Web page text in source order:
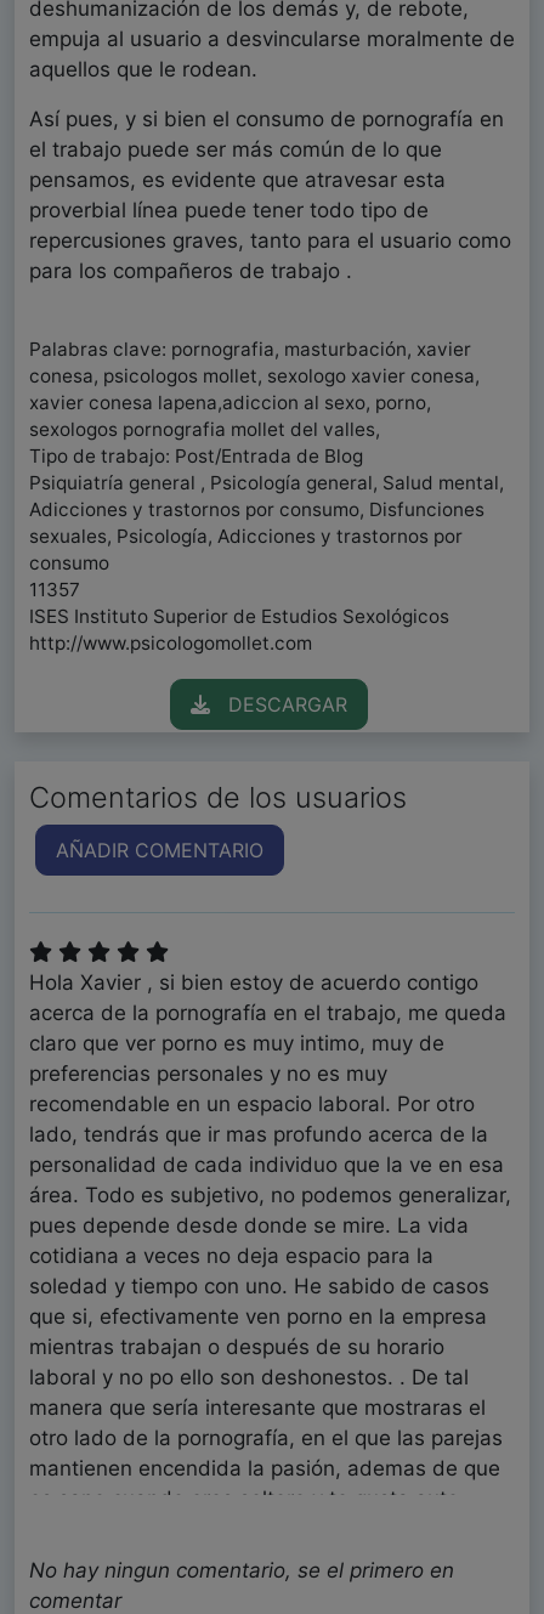
deshumanización de los demás y, de rebote,
empuja al usuario a desvincularse moralmente de
aquellos que le rodean.
Así pues, y si bien el consumo de pornografía en
el trabajo puede ser más común de lo que
pensamos, es evidente que atravesar esta
proverbial línea puede tener todo tipo de
repercusiones graves, tanto para el usuario como
para los compañeros de trabajo .
Palabras clave: pornografia, masturbación, xavier
conesa, psicologos mollet, sexologo xavier conesa,
xavier conesa lapena,adiccion al sexo, porno,
sexologos pornografia mollet del valles,
Tipo de trabajo: Post/Entrada de Blog
Psiquiatría general , Psicología general, Salud mental,
Adicciones y trastornos por consumo, Disfunciones
sexuales, Psicología, Adicciones y trastornos por
consumo
11357
ISES Instituto Superior de Estudios Sexológicos
http://www.psicologomollet.com
DESCARGAR
Comentarios de los usuarios
AÑADIR COMENTARIO
Hola Xavier , si bien estoy de acuerdo contigo
acerca de la pornografía en el trabajo, me queda
claro que ver porno es muy intimo, muy de
preferencias personales y no es muy
recomendable en un espacio laboral. Por otro
lado, tendrás que ir mas profundo acerca de la
personalidad de cada individuo que la ve en esa
área. Todo es subjetivo, no podemos generalizar,
pues depende desde donde se mire. La vida
cotidiana a veces no deja espacio para la
soledad y tiempo con uno. He sabido de casos
que si, efectivamente ven porno en la empresa
mientras trabajan o después de su horario
laboral y no po ello son deshonestos. . De tal
manera que sería interesante que mostraras el
otro lado de la pornografía, en el que las parejas
mantienen encendida la pasión, ademas de que
es sano cuando eres soltero y te gusta auto
Silvia Cristina Vera Rodriguez
Psicólogo - EE.UU.
No hay ningun comentario, se el primero en
comentar